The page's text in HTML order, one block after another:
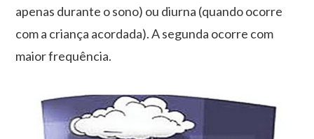
apenas durante o sono) ou diurna (quando ocorre
com a criança acordada). A segunda ocorre com
maior frequência.